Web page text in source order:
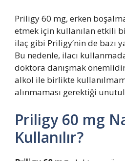
Priligy 60 mg, erken
etmek için kullanılan etkili
ilaç gibi Priligy’nin de bazı
Bu nedenle, ilacı
doktora danışmak
alkol ile birlikte
alınmaması gerektiği
Priligy 60 mg
Kullanılır?